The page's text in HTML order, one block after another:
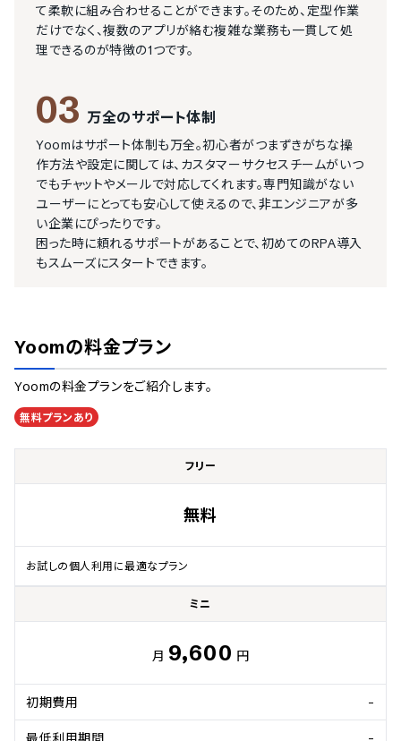
て柔軟に組み合わせることができます。そのため、定型作業
だけでなく、複数のアプリが絡む複雑な業務も一貫して処
理できるのが特徴の1つです。
03 万全のサポート体制
Yoomはサポート体制も万全。初心者がつまずきがちな操
作方法や設定に関しては、カスタマーサクセスチームがいつ
でもチャットやメールで対応してくれます。専門知識がない
ユーザーにとっても安心して使えるので、非エンジニアが多
い企業にぴったりです。
困った時に頼れるサポートがあることで、初めてのRPA導入
もスムーズにスタートできます。
Yoomの料金プラン
Yoomの料金プランをご紹介します。
無料プランあり
フリー
無料
お試しの個人利用に最適なプラン
ミニ
月 9,600 円
初期費用 -